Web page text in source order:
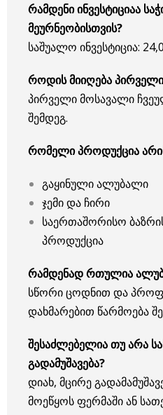
რამდენი ინვესტიციაა
მეურნეობისთვის?
საშუალო ინვესტიცია:
როდის მიიღება
პირველი მოსავალი
შემდეგ.
რომელი პროდუქცია
გაყინული ალუბალი
ჯემი და ჩირი
საერთაშორისო
პროდუქცია
რამდენად რთულია
სწორი ცოდნით და
დახმარებით წარმოება
შესაძლებელია თუ არა
გადამუშავება?
დიახ, მცირე
მოეწყოს ფერმაში ან